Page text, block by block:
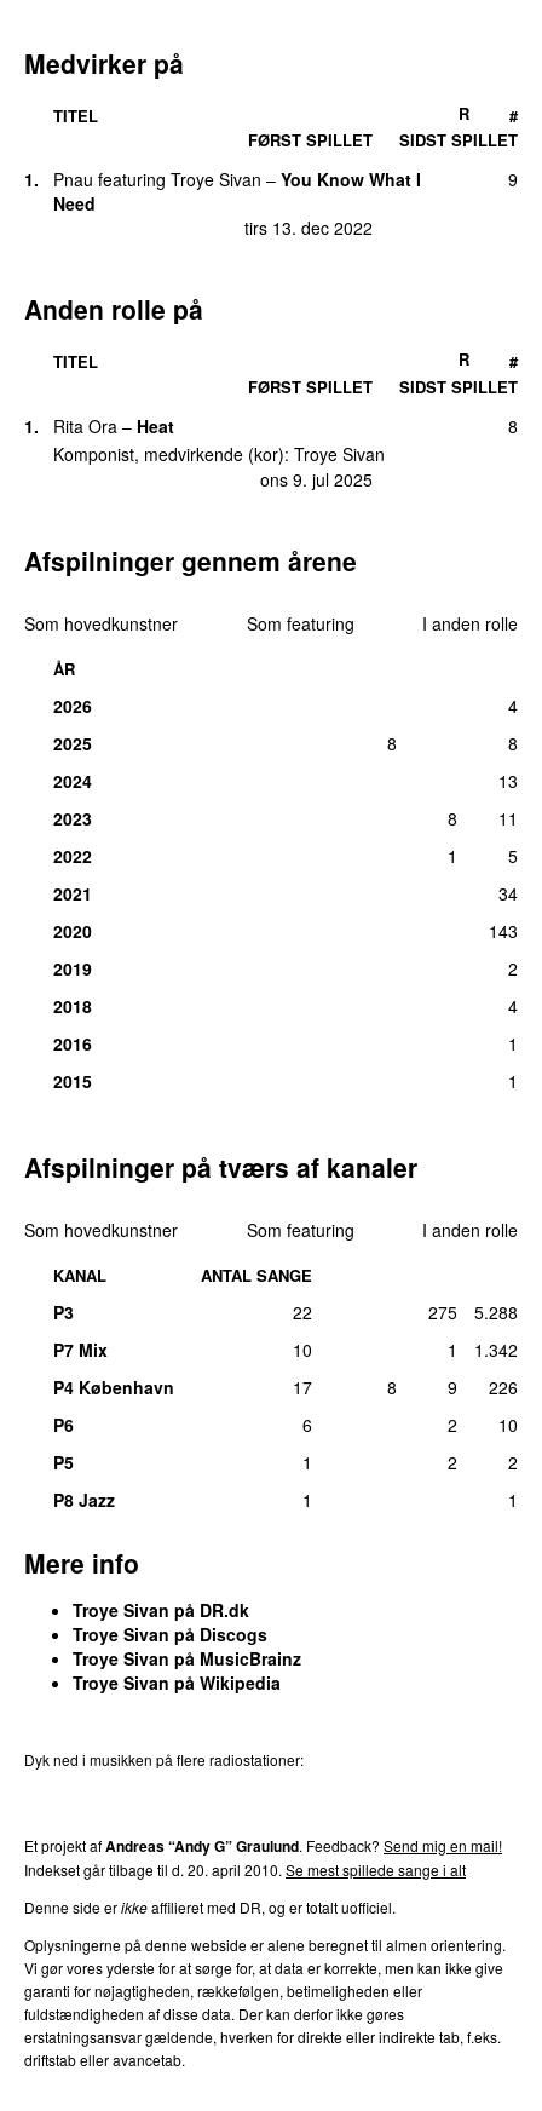
10. I’m So Tired… (med
1
Rush featuring PinkPantheress
lør 18. okt 2025
10. Wild
Medvirker på
TITEL
FØRST SPILLET
SIDST SPILLET
R #
1. Pnau featuring Troye Sivan – You Know What I
Need
tirs 13. dec 2022
9
Anden rolle på
TITEL
FØRST SPILLET
SIDST SPILLET
R #
1. Rita Ora – Heat
ons 9. jul 2025
8
Komponist, medvirkende (kor): Troye Sivan
Afspilninger gennem årene
Som hovedkunstner Som featuring I anden rolle
ÅR
2026
4
2025
8
8
2024
13
2023
8
11
2022
1
5
2021
34
2020
143
2019
2
2018
4
2016
1
2015
1
Afspilninger på tværs af kanaler
Som hovedkunstner Som featuring I anden rolle
KANAL ANTAL SANGE
P3 22 275
5.288
P7 Mix
10 1
1.342
P4 København
17 8 9
226
P6
6 2
10
P5
1 2
2
P8 Jazz
1 1
Mere info
Troye Sivan på DR.dk
Troye Sivan på Discogs
Troye Sivan på MusicBrainz
Troye Sivan på Wikipedia
Dyk ned i musikken på flere radiostationer:
Et projekt afAndreas “Andy G” Graulund. Feedback? Send mig en mail!
Indekset går tilbage til d. 20. april 2010. Se mest spillede sange i alt
Denne side erikkeaffilieret med DR, og er totalt uofficiel.
Oplysningerne på denne webside er alene beregnet til almen orientering.
Vi gør vores yderste for at sørge for, at data er korrekte, men kan ikke give
garanti for nøjagtigheden, rækkefølgen, betimeligheden eller
fuldstændigheden af disse data. Der kan derfor ikke gøres
erstatningsansvar gældende, hverken for direkte eller indirekte tab, f.eks.
driftstab eller avancetab.